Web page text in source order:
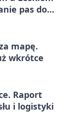
pas do
mapę.
wkrótce
Raport
i logistyki